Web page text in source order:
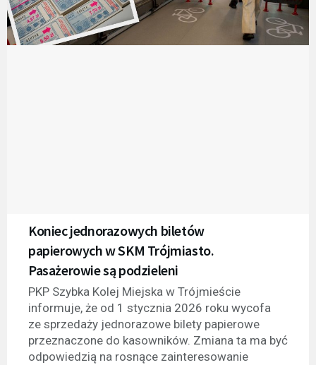
Koniec jednorazowych biletów
papierowych w SKM Trójmiasto.
Pasażerowie są podzieleni
PKP Szybka Kolej Miejska w Trójmieście
informuje, że od 1 stycznia 2026 roku wycofa
ze sprzedaży jednorazowe bilety papierowe
przeznaczone do kasowników. Zmiana ta ma być
odpowiedzią na rosnące zainteresowanie